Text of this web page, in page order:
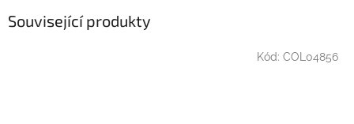
Související produkty
Kód: COL04856